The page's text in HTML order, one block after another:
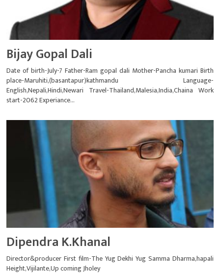
Bijay Gopal Dali
Date of birth-July-7 Father-Ram gopal dali Mother-Pancha kumari Birth
place-Maruhiti,(basantapur)kathmandu Language-
English,Nepali,Hindi,Newari Travel-Thailand,Malesia,India,Chaina Work
start-2062 Experiance...
Dipendra K.Khanal
Director&producer First film-The Yug Dekhi Yug Samma Dharma,hapali
Height,Vijilante,Up coming Jholey